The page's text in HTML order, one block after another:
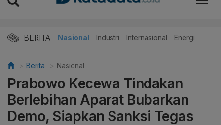
BERITA Nasional Industri Internasional Energi
Berita Nasional
Prabowo Kecewa Tindakan
Berlebihan Aparat Bubarkan
Demo, Siapkan Sanksi Tegas